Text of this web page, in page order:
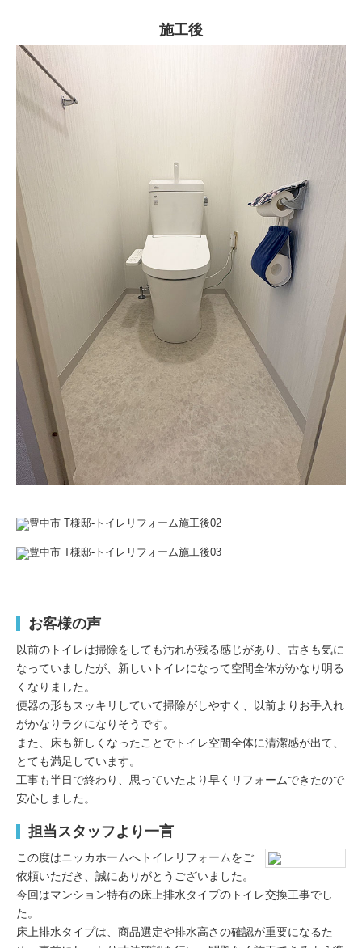
施工後
お客様の声
以前のトイレは掃除をしても汚れが残る感じがあり、古さも気に
なっていましたが、新しいトイレになって空間全体がかなり明る
くなりました。
便器の形もスッキリしていて掃除がしやすく、以前よりお手入れ
がかなりラクになりそうです。
また、床も新しくなったことでトイレ空間全体に清潔感が出て、
とても満足しています。
工事も半日で終わり、思っていたより早くリフォームできたので
安心しました。
担当スタッフより一言
この度はニッカホームへトイレリフォームをご
依頼いただき、誠にありがとうございました。
今回はマンション特有の床上排水タイプのトイレ交換工事でし
た。
床上排水タイプは、商品選定や排水高さの確認が重要になるた